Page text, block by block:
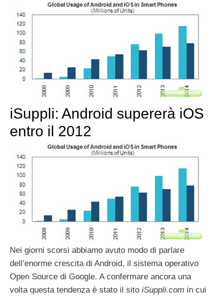
iSuppli: Android supererà iOS
entro il 2012
Nei giorni scorsi abbiamo avuto modo di parlare
dell’enorme crescita di Android, il sistema operativo
Open Source di Google. A confermare ancora una
volta questa tendenza è stato il sito iSuppli.com in cui